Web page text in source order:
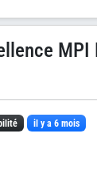
MPI
il y a 6 mois